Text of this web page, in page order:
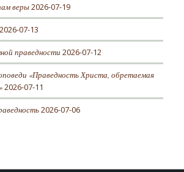
веры 2026-07-19
2026-07-13
праведности 2026-07-12
«Праведность Христа, обретаемая
2026-07-11
2026-07-06